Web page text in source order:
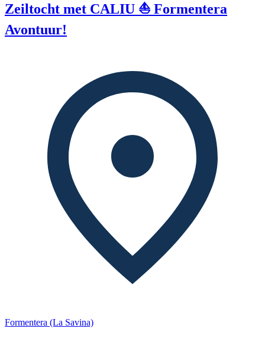
Zeiltocht met CALIU ⛵ Formentera
Avontuur!
Formentera (La Savina)